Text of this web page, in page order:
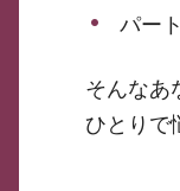
パー
そんなあ
ひとりで